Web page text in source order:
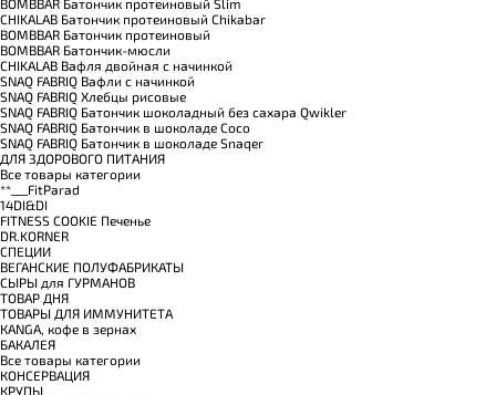
CHIKALAB Батончик протеиновый Chikabar
BOMBBAR Батончик протеиновый
BOMBBAR Батончик-мюсли
CHIKALAB Вафля двойная с начинкой
SNAQ FABRIQ Вафли с начинкой
SNAQ FABRIQ Хлебцы рисовые
SNAQ FABRIQ Батончик шоколадный без сахара Qwikler
SNAQ FABRIQ Батончик в шоколаде Coco
SNAQ FABRIQ Батончик в шоколаде Snaqer
ДЛЯ ЗДОРОВОГО ПИТАНИЯ
Все товары категории
**___FitParad
14DI&DI
FITNESS COOKIE Печенье
DR.KORNER
СПЕЦИИ
ВЕГАНСКИЕ ПОЛУФАБРИКАТЫ
СЫРЫ для ГУРМАНОВ
TОВАР ДНЯ
TОВАРЫ ДЛЯ ИММУНИТЕТА
КANGA, кофе в зернах
БАКАЛЕЯ
Все товары категории
КОНСЕРВАЦИЯ
КРУПЫ